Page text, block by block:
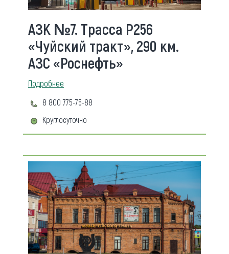
АЗК №7. Трасса Р256
«Чуйский тракт», 290 км.
АЗС «Роснефть»
Подробнее
8 800 775-75-88
Круглосуточно